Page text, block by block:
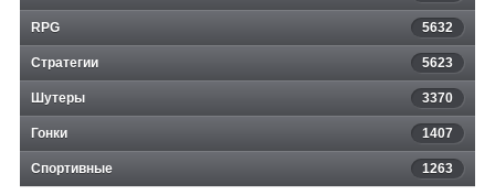
RPG 5632
Стратегии 5623
Шутеры 3370
Гонки 1407
Спортивные 1263